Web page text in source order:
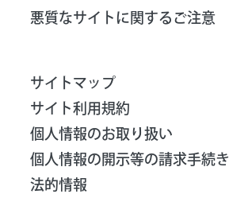
悪質なサイトに関するご注意
サイトマップ
サイト利用規約
個人情報のお取り扱い
個人情報の開示等の請求手続き
法的情報